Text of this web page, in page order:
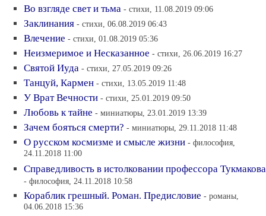
Во взгляде свет и тьма - стихи, 11.08.2019 09:06
Заклинания - стихи, 06.08.2019 06:43
Влечение - стихи, 01.08.2019 05:36
Неизмеримое и Несказанное - стихи, 26.06.2019 16:27
Святой Иуда - стихи, 27.05.2019 09:26
Танцуй, Кармен - стихи, 13.05.2019 11:48
У Врат Вечности - стихи, 25.01.2019 09:50
Любовь к тайне - миниатюры, 23.01.2019 13:39
Зачем бояться смерти? - миниатюры, 29.11.2018 11:48
О русском космизме и смысле жизни - философия,
24.11.2018 11:00
Справедливость в истолковании профессора Тукмакова
- философия, 24.11.2018 10:58
Кораблик грешный. Роман. Предисловие - романы,
04.06.2018 15:36